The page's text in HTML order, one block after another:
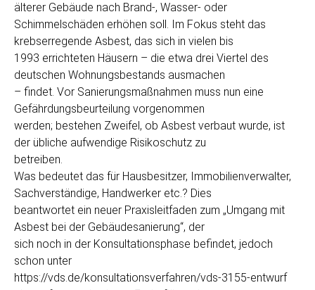
älterer Gebäude nach Brand-, Wasser- oder
Schimmelschäden erhöhen soll. Im Fokus steht das
krebserregende Asbest, das sich in vielen bis
1993 errichteten Häusern – die etwa drei Viertel des
deutschen Wohnungsbestands ausmachen
– findet. Vor Sanierungsmaßnahmen muss nun eine
Gefährdungsbeurteilung vorgenommen
werden; bestehen Zweifel, ob Asbest verbaut wurde, ist
der übliche aufwendige Risikoschutz zu
betreiben.
Was bedeutet das für Hausbesitzer, Immobilienverwalter,
Sachverständige, Handwerker etc.? Dies
beantwortet ein neuer Praxisleitfaden zum „Umgang mit
Asbest bei der Gebäudesanierung“, der
sich noch in der Konsultationsphase befindet, jedoch
schon unter
https://vds.de/konsultationsverfahren/vds-3155-entwurf